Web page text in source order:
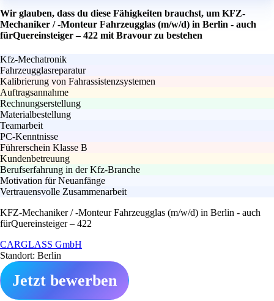
Wir glauben, dass du diese Fähigkeiten brauchst, um KFZ-
Mechaniker / -Monteur Fahrzeugglas (m/w/d) in Berlin - auch
fürQuereinsteiger – 422 mit Bravour zu bestehen
Kfz-Mechatronik
Fahrzeugglasreparatur
Kalibrierung von Fahrassistenzsystemen
Auftragsannahme
Rechnungserstellung
Materialbestellung
Teamarbeit
PC-Kenntnisse
Führerschein Klasse B
Kundenbetreuung
Berufserfahrung in der Kfz-Branche
Motivation für Neuanfänge
Vertrauensvolle Zusammenarbeit
KFZ-Mechaniker / -Monteur Fahrzeugglas (m/w/d) in Berlin - auch
fürQuereinsteiger – 422
CARGLASS GmbH
Standort: Berlin
Jetzt bewerben